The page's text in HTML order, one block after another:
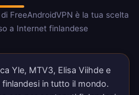
FreeAndroidVPN è la tua scelta
a Internet finlandese
Yle, MTV3, Elisa Viihde e
finlandesi in tutto il mondo.